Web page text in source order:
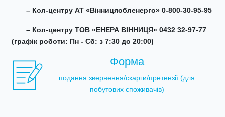
– Кол-центру АТ «Вінницяобленерго» 0-800-30-95-95
– Кол-центру ТОВ «ЕНЕРА ВІННИЦЯ» 0432 32-97-77
(графік роботи: Пн - Сб: з 7:30 до 20:00)
Форма
подання звернення/скарги/претензії (для
побутових споживачів)